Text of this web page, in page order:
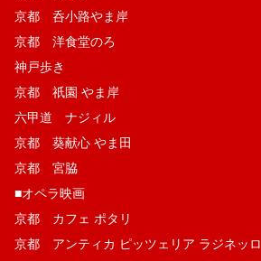
京都 呑小路やま岸
京都 洋食堂のろ
神戸歩き
京都 祇園 やま岸
六甲道 ナジィル
京都 葵献心 やま田
京都 宮脇
■オペラ映画
京都 カフェ ポタリ
京都 アンティカ ピッツェリア ラジネッロ